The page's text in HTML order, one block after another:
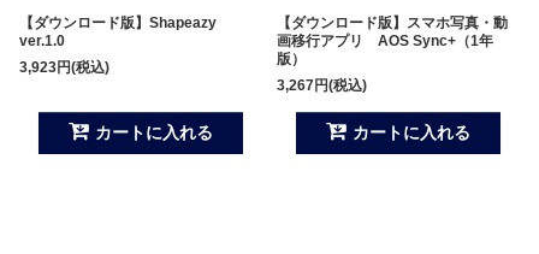
【ダウンロード版】Shapeazy
ver.1.0
3,923円(税込)
カートに入れる
【ダウンロード版】スマホ写真・動
画移行アプリ AOS Sync+（1年
版）
3,267円(税込)
カートに入れる